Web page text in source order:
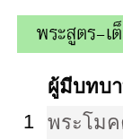
ผู้มีบทบ
1
พระโม